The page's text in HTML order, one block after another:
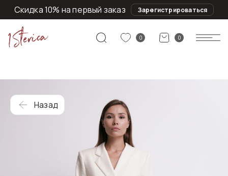
Скидка 10% на первый заказ Зарегистрироваться
0 0
Назад